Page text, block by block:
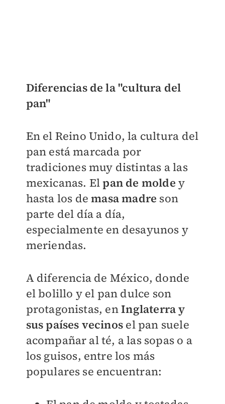
Diferencias de la "cultura del
pan"
En el Reino Unido, la cultura del
pan está marcada por
tradiciones muy distintas a las
mexicanas. Elpan de molde y
hasta los demasa madre son
parte del día a día,
especialmente en desayunos y
meriendas.
A diferencia de México, donde
el bolillo y el pan dulce son
protagonistas, enInglaterra y
sus países vecinos el pan suele
acompañar al té, a las sopas o a
los guisos, entre los más
populares se encuentran: